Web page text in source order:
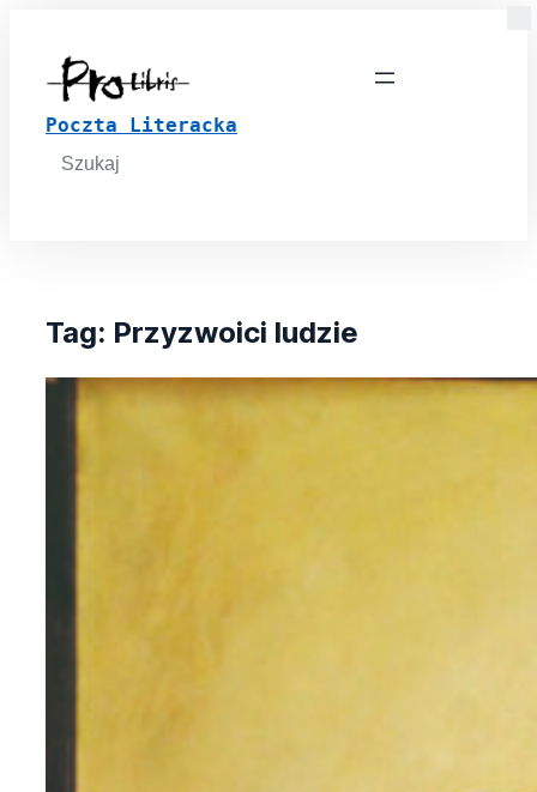
Poczta Literacka
Search
for:
Tag: Przyzwoici ludzie